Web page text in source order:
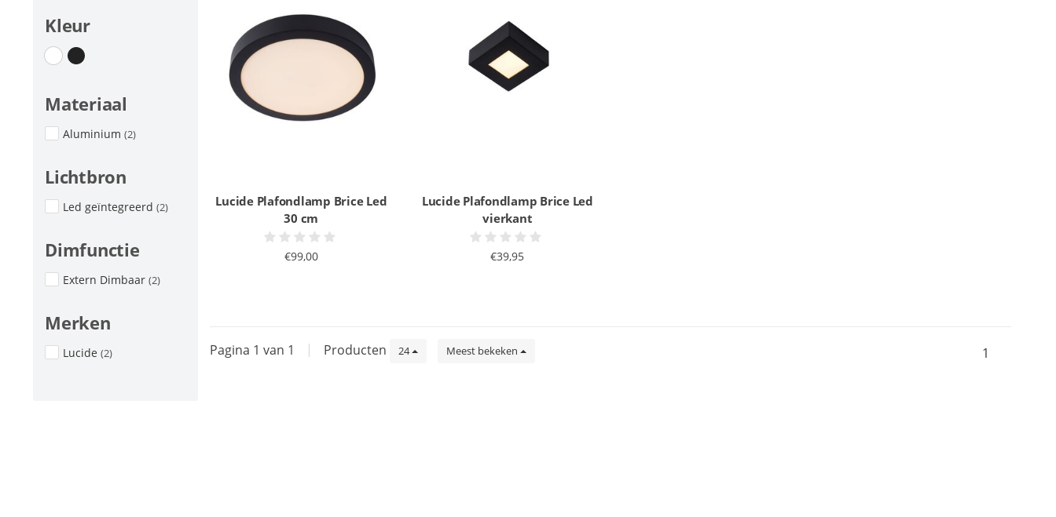
Kleur
Materiaal
Aluminium (2)
Lichtbron
Led geïntegreerd (2)
Dimfunctie
Extern Dimbaar (2)
Merken
Lucide (2)
Lucide Plafondlamp Brice Led
30 cm
€99,00
Lucide Plafondlamp Brice Led
vierkant
€39,95
Pagina 1 van 1 | Producten 24 Meest bekeken 1